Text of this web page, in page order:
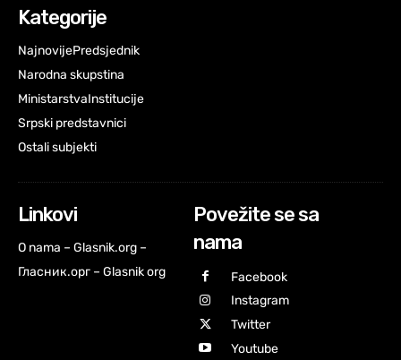
Kategorije
NajnovijePredsjednik
Narodna skupstina
MinistarstvaInstitucije
Srpski predstavnici
Ostali subjekti
Linkovi
O nama – Glasnik.org –
Гласник.орг – Glasnik org
Povežite se sa
nama
Facebook
Instagram
Twitter
Youtube